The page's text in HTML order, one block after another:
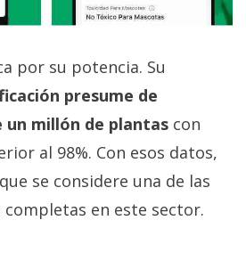
por su potencia. Su
presume de
un millón de plantas con
al 98%. Con esos datos,
se considere una de las
en este sector.